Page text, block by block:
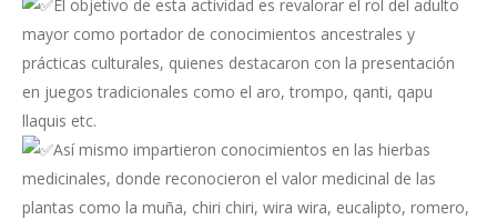
El objetivo de esta actividad es revalorar el rol del adulto
mayor como portador de conocimientos ancestrales y
prácticas culturales, quienes destacaron con la presentación
en juegos tradicionales como el aro, trompo, qanti, qapu
llaquis etc.
Así mismo impartieron conocimientos en las hierbas
medicinales, donde reconocieron el valor medicinal de las
plantas como la muña, chiri chiri, wira wira, eucalipto, romero,